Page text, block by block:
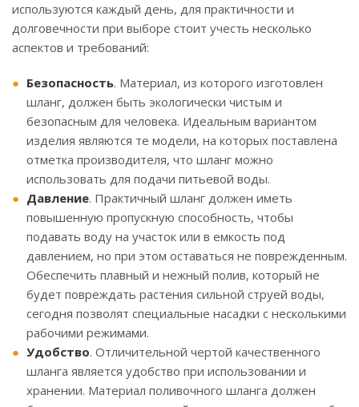
используются каждый день, для практичности и
долговечности при выборе стоит учесть несколько
аспектов и требований:
Безопасность. Материал, из которого изготовлен
шланг, должен быть экологически чистым и
безопасным для человека. Идеальным вариантом
изделия являются те модели, на которых поставлена
отметка производителя, что шланг можно
использовать для подачи питьевой воды.
Давление. Практичный шланг должен иметь
повышенную пропускную способность, чтобы
подавать воду на участок или в емкость под
давлением, но при этом оставаться не поврежденным.
Обеспечить плавный и нежный полив, который не
будет повреждать растения сильной струей воды,
сегодня позволят специальные насадки с несколькими
рабочими режимами.
Удобство. Отличительной чертой качественного
шланга является удобство при использовании и
хранении. Материал поливочного шланга должен